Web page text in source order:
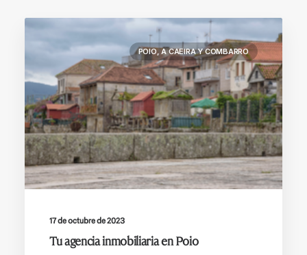
POIO, A CAEIRA Y COMBARRO
17 de octubre de 2023
Tu agencia inmobiliaria en Poio